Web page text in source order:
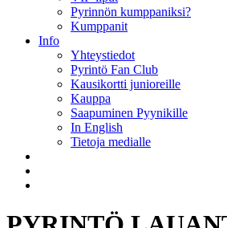
Pyrinnön kumppaniksi?
Kumppanit
Info
Yhteystiedot
Pyrintö Fan Club
Kausikortti junioreille
Kauppa
Saapuminen Pyynikille
In English
Tietoja medialle